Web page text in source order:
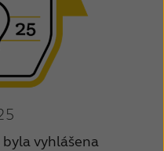
vyhlášena